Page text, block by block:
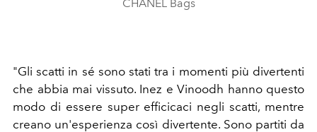
CHANEL Bags​
"Gli scatti in sé sono stati tra i momenti più divertenti
che abbia mai vissuto. Inez e Vinoodh hanno questo
modo di essere super efficicaci negli scatti, mentre
creano un'esperienza così divertente. Sono partiti da